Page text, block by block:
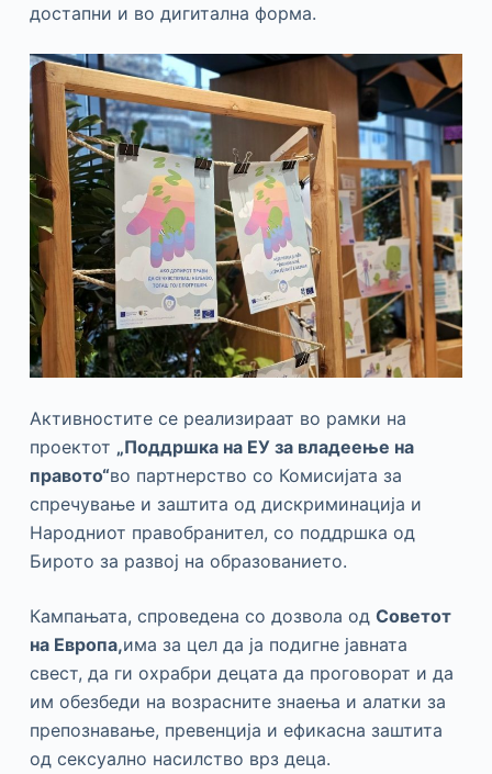
достапни и во дигитална форма.
Активностите се реализираат во рамки на
проектот „Поддршка на ЕУ за владеење на
правото“во партнерство со Комисијата за
спречување и заштита од дискриминација и
Народниот правобранител, со поддршка од
Бирото за развој на образованието.
Кампањата, спроведена со дозвола од Советот
на Европа,има за цел да ја подигне јавната
свест, да ги охрабри децата да проговорат и да
им обезбеди на возрасните знаења и алатки за
препознавање, превенција и ефикасна заштита
од сексуално насилство врз деца.